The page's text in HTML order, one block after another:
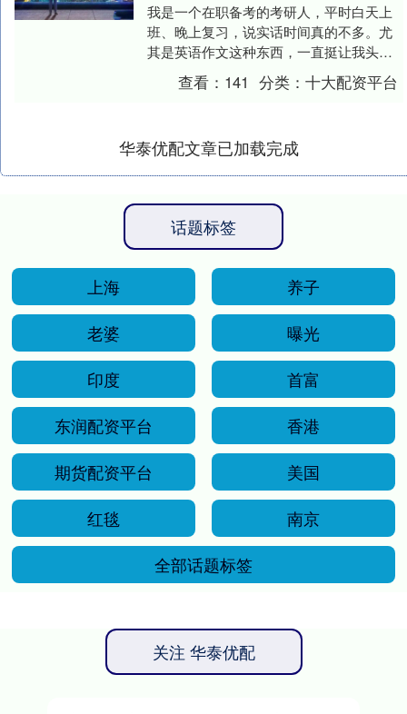
我是一个在职备考的考研人，平时白天上
班、晚上复习，说实话时间真的不多。尤
其是英语作文这种东西，一直挺让我头疼
的。 每次写完自己改，要么看不出问题，
要么一改就全推....
查看： 141 分类：十大配资平台
华泰优配文章已加载完成
话题标签
上海
养子
老婆
曝光
印度
首富
东润配资平台
香港
期货配资平台
美国
红毯
南京
全部话题标签
关注 华泰优配